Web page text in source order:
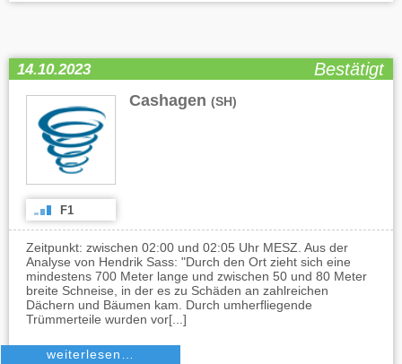
14.10.2023 Bestätigt
Cashagen (SH)
F1
Zeitpunkt: zwischen 02:00 und 02:05 Uhr MESZ. Aus der
Analyse von Hendrik Sass: "Durch den Ort zieht sich eine
mindestens 700 Meter lange und zwischen 50 und 80 Meter
breite Schneise, in der es zu Schäden an zahlreichen
Dächern und Bäumen kam. Durch umherfliegende
Trümmerteile wurden vor[...]
weiterlesen…